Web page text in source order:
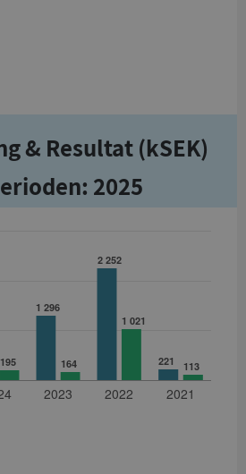
& Resultat (kSEK)
2025